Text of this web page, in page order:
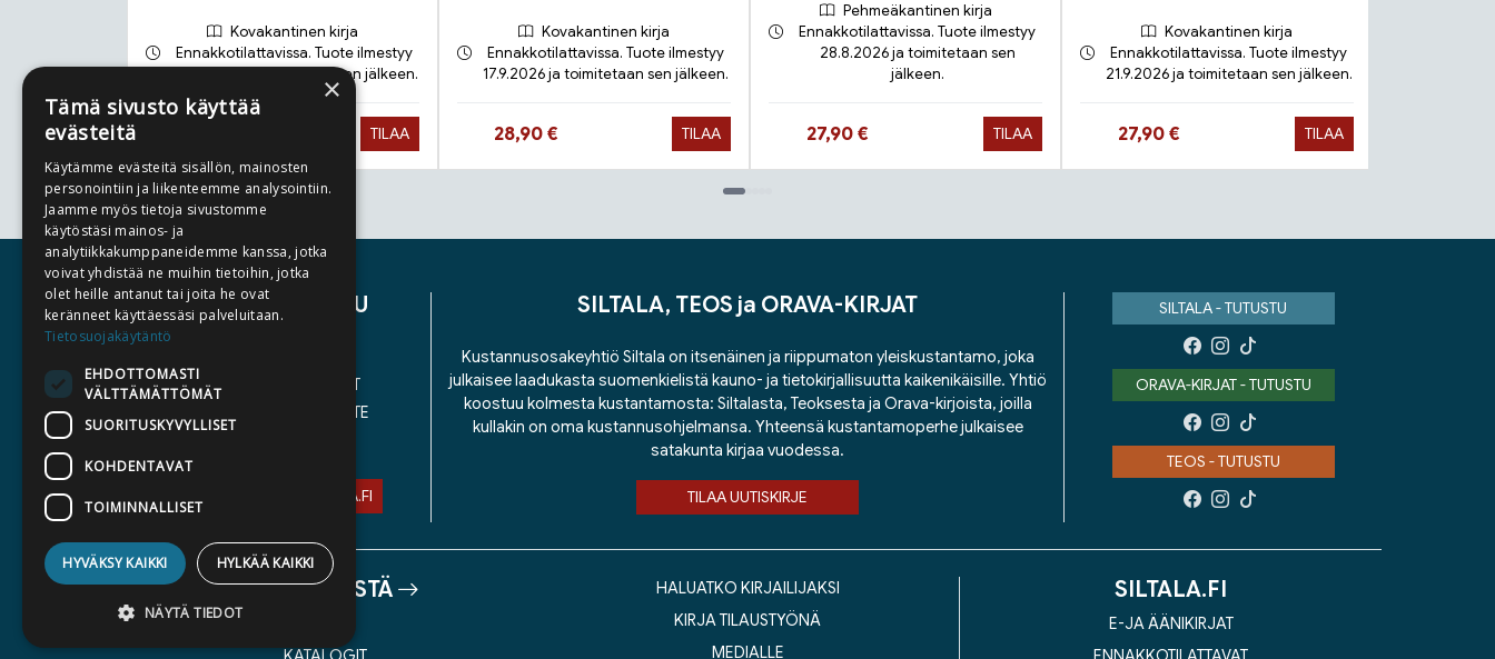
Kovakantinen kirja
Ennakkotilattavissa. Tuote ilmestyy
18.9.2026 ja toimitetaan sen jälkeen.
TILAA
Kovakantinen kirja
Ennakkotilattavissa. Tuote ilmestyy
17.9.2026 ja toimitetaan sen jälkeen.
Hinta nyt
28,90 € TILAA
Pehmeäkantinen kirja
Ennakkotilattavissa. Tuote ilmestyy
28.8.2026 ja toimitetaan sen
jälkeen.
Hinta nyt
27,90 € TILAA
Kovakantinen kirja
Ennakkotilattavissa. Tuote ilmestyy
21.9.2026 ja toimitetaan sen jälkeen.
Hinta nyt
27,90 € TILAA
Tuoteluettelon loppu
ASIAKASPALVELU
YLEISET TOIMITUSEHDOT
SAAVUTETTAVUUSSELOSTE
ASIAKASPALVELU@STORIA.FI
SILTALA, TEOS ja ORAVA-KIRJAT
Kustannusosakeyhtiö Siltala on itsenäinen ja riippumaton yleiskustantamo, joka
julkaisee laadukasta suomenkielistä kauno- ja tietokirjallisuutta kaikenikäisille. Yhtiö
koostuu kolmesta kustantamosta: Siltalasta, Teoksesta ja Orava-kirjoista, joilla
kullakin on oma kustannusohjelmansa. Yhteensä kustantamoperhe julkaisee
satakunta kirjaa vuodessa.
TILAA UUTISKIRJE
SILTALA - TUTUSTU
ORAVA-KIRJAT - TUTUSTU
TEOS - TUTUSTU
TIETOA MEISTÄ
HALUATKO KIRJAILIJAKSI
KIRJA TILAUSTYÖNÄ
MEDIALLE
SILTALA.FI
E-JA ÄÄNIKIRJAT
×
Tämä sivusto käyttää
evästeitä
Käytämme evästeitä sisällön, mainosten
personointiin ja liikenteemme analysointiin.
Jaamme myös tietoja sivustomme
käytöstäsi mainos- ja
analytiikkakumppaneidemme kanssa, jotka
voivat yhdistää ne muihin tietoihin, jotka
olet heille antanut tai joita he ovat
keränneet käyttäessäsi palveluitaan.
Tietosuojakäytäntö
EHDOTTOMASTI
VÄLTTÄMÄTTÖMÄT
SUORITUSKYVYLLISET
KOHDENTAVAT
TOIMINNALLISET
HYVÄKSY KAIKKI HYLKÄÄ KAIKKI
NÄYTÄ TIEDOT